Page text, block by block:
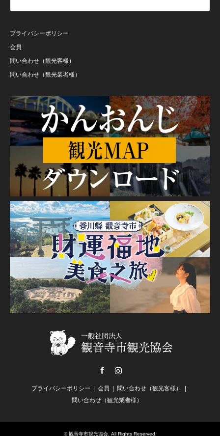
プライバシーポリシー
会員
問い合わせ（観光客様）
問い合わせ（観光業者様）
プライバシーポリシー 会員
問い合わせ（観光客様）
問い合わせ（観光業者様）
©観音寺市観光協会. All Rights Reserved.